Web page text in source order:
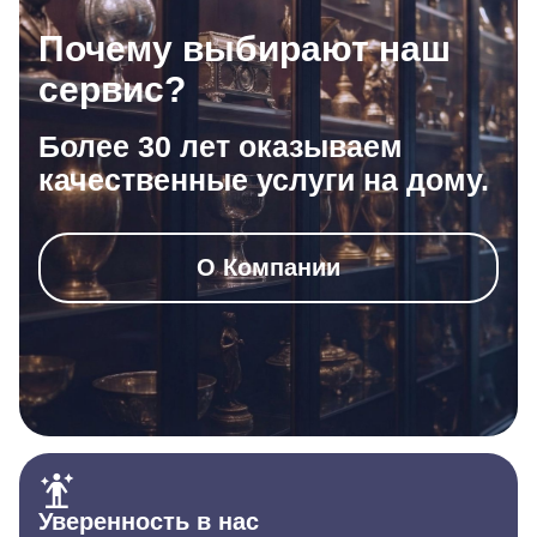
Почему выбирают наш
сервис?
Более 30 лет оказываем
качественные услуги на дому.
О Компании
Уверенность в нас